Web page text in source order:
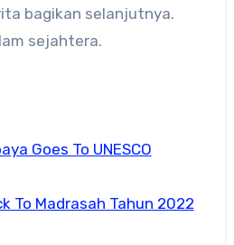
bagikan selanjutnya.
sejahtera.
Goes To UNESCO
To Madrasah Tahun 2022